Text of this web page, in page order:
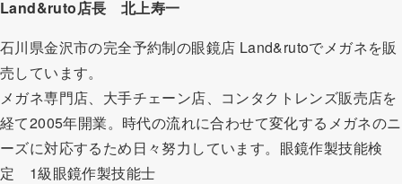
Land&ruto店長 北上寿一
石川県金沢市の完全予約制の眼鏡店 Land&rutoでメガネを販
売しています。
メガネ専門店、大手チェーン店、コンタクトレンズ販売店を
経て2005年開業。時代の流れに合わせて変化するメガネのニ
ーズに対応するため日々努力しています。眼鏡作製技能検
定 1級眼鏡作製技能士